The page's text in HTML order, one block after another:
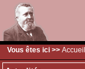
Vous êtes ici >> Accueil